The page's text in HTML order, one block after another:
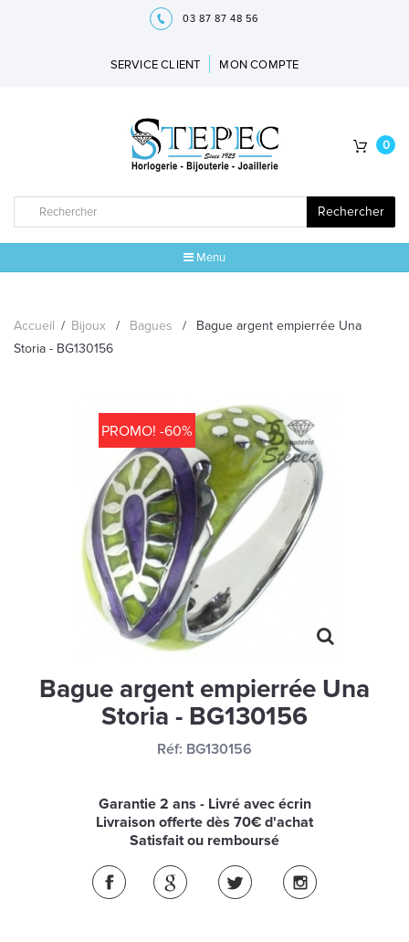
03 87 87 48 56
SERVICE CLIENT MON COMPTE
Rechercher
0
Menu
MONTRES
LES GEORGETTES
SWAROVSKI
BONNES AFFAIRES
CARTES CADEAUX
IDÉE CADEAUX
QUI SOMMES NOUS
Accueil / Bijoux / Bagues /
Bague argent empierrée Una
Storia - BG130156
PROMO! -60%
Bague argent empierrée Una
Storia - BG130156
Réf: BG130156
Garantie 2 ans - Livré avec écrin
Livraison offerte dès 70€ d'achat
Satisfait ou remboursé